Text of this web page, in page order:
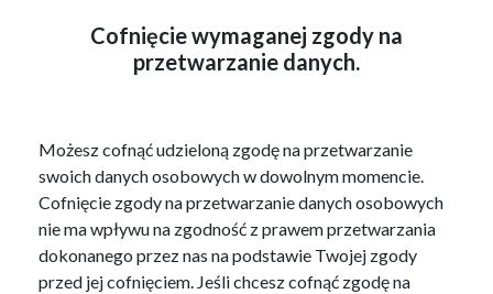
Cofnięcie wymaganej zgody na
przetwarzanie danych.
Możesz cofnąć udzieloną zgodę na przetwarzanie
swoich danych osobowych w dowolnym momencie.
Cofnięcie zgody na przetwarzanie danych osobowych
nie ma wpływu na zgodność z prawem przetwarzania
dokonanego przez nas na podstawie Twojej zgody
przed jej cofnięciem. Jeśli chcesz cofnąć zgodę na